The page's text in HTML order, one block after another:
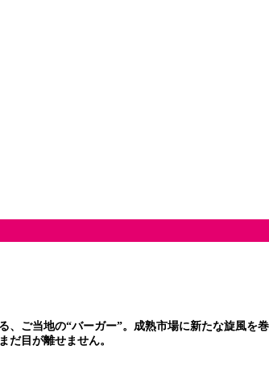
ご当地の“バーガー”。成熟市場に新たな旋風を
だ目が離せません。